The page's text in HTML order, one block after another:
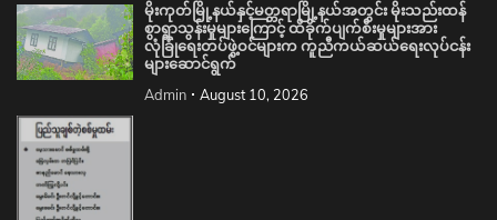
မိုးကုတ်မြို့နယ်နှင့်မတ္တရာမြို့နယ်အတွင်း မိုးသည်းထန်
စွာရွာသွန်းမှုများကြောင့် ထိခိုက်ပျက်စီးမှုများအား
လုံခြုံရေးတပ်ဖွဲ့ဝင်များက ကူညီကယ်ဆယ်ရေးလုပ်ငန်း
များဆောင်ရွက်
Admin August 10, 2026